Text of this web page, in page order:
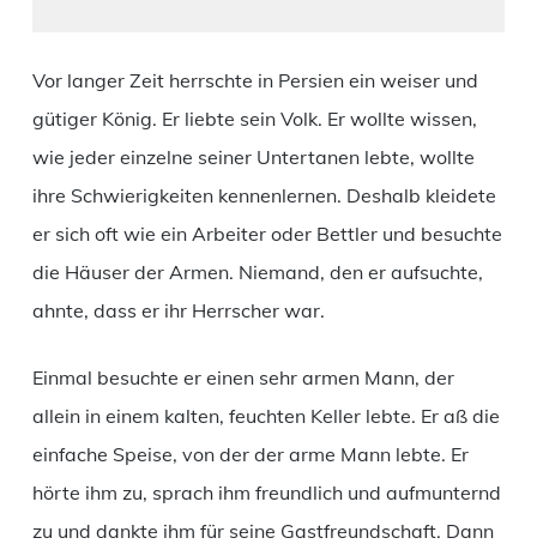
Vor langer Zeit herrschte in Persien ein weiser und
gütiger König. Er liebte sein Volk. Er wollte wissen,
wie jeder einzelne seiner Untertanen lebte, wollte
ihre Schwierigkeiten kennenlernen. Deshalb kleidete
er sich oft wie ein Arbeiter oder Bettler und besuchte
die Häuser der Armen. Niemand, den er aufsuchte,
ahnte, dass er ihr Herrscher war.
Einmal besuchte er einen sehr armen Mann, der
allein in einem kalten, feuchten Keller lebte. Er aß die
einfache Speise, von der der arme Mann lebte. Er
hörte ihm zu, sprach ihm freundlich und aufmunternd
zu und dankte ihm für seine Gastfreundschaft. Dann